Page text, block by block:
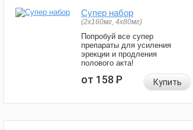
Супер набор
(2х160мг, 4х80мг)
Попробуй все супер
препараты для усиления
эрекции и продления
полового акта!
от 158Р Купить